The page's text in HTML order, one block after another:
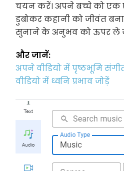
चयन करें। अपने बच्चे को एक
डुबोकर कहानी को जीवंत
सुनाने के अनुभव को ऊपर ले
और जानें:
अपने वीडियो में पृष्ठभूमि
वीडियो में ध्वनि प्रभाव जोड़ें